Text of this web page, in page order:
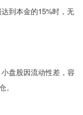
到本金的15%时，无
盘股因流动性差，容